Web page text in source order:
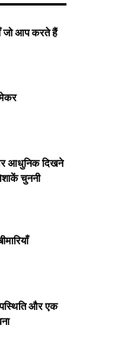
जो आप करते हैं
आधुनिक दिखने
चुननी
और एक